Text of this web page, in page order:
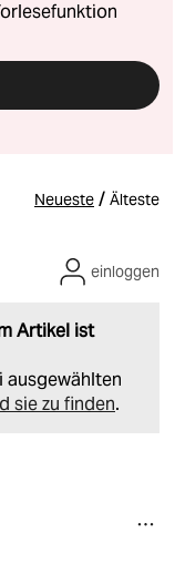
Neueste / Älteste
Artikel ist
sie zu finden.
einloggen